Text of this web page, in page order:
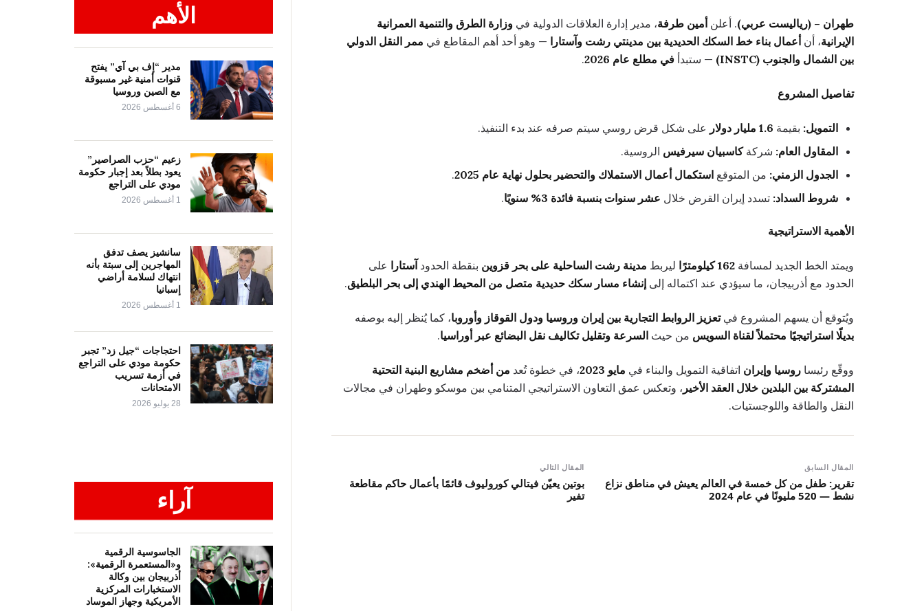
طهران – (رياليست عربي). أعلنأمين طرفة، مدير إدارة العلاقات الدولية في وزارة الطرق والتنمية العمرانية
الإيرانية، أنأعمال بناء خط السكك الحديدية بين مدينتي رشت وآستارا — وهو أحد أهم المقاطع في ممر النقل الدولي
بين الشمال والجنوب (INSTC)
— ستبدأ في مطلع عام 2026 .
تفاصيل المشروع
التمويل: بقيمة 1.6 مليار دولار
على شكل قرض روسي سيتم صرفه عند بدء التنفيذ.
المقاول العام: شركةكاسبيان سيرفيس الروسية.
الجدول الزمني: من المتوقعاستكمال أعمال الاستملاك والتحضير بحلول نهاية عام 2025
.
شروط السداد: تسدد إيران القرض خلال عشر سنوات بنسبة فائدة 3% سنويًا .
الأهمية الاستراتيجية
ويمتد الخط الجديد لمسافة 162 كيلومترًا ليربط مدينة رشت الساحلية على بحر قزوين بنقطة الحدود آستارا على
الحدود مع أذربيجان، ما سيؤدي عند اكتماله إلى إنشاء مسار سكك حديدية متصل من المحيط الهندي إلى بحر البلطيق.
ويُتوقع أن يسهم المشروع فيتعزيز الروابط التجارية بين إيران وروسيا ودول القوقاز وأوروبا، كما يُنظر إليه بوصفه
بديلًا استراتيجيًا محتملاً لقناة السويس من حيث السرعة وتقليل تكاليف نقل البضائع عبر أوراسيا.
ووقّع رئيسا روسيا وإيران اتفاقية التمويل والبناء في مايو 2023 ، في خطوة تُعد من أضخم مشاريع البنية التحتية
المشتركة بين البلدين خلال العقد الأخير ، وتعكس عمق التعاون الاستراتيجي المتنامي بين موسكو وطهران في مجالات
النقل والطاقة واللوجستيات.
المقال السابق
تقرير: طفل من كل خمسة في العالم يعيش في مناطق نزاع
نشط — 520 مليونًا في عام 2024
المقال التالي
بوتين يعيّن فيتالي كوروليوف قائمًا بأعمال حاكم مقاطعة
تفير
الأهم
مدير “إف بي آي” يفتح
قنوات أمنية غير مسبوقة
مع الصين وروسيا
6 أغسطس 2026
زعيم “حزب الصراصير”
يعود بطلاً بعد إجبار حكومة
مودي على التراجع
1 أغسطس 2026
سانشيز يصف تدفق
المهاجرين إلى سبتة بأنه
انتهاك لسلامة أراضي
إسبانيا
1 أغسطس 2026
احتجاجات “جيل زد” تجبر
حكومة مودي على التراجع
في أزمة تسريب
الامتحانات
28 يوليو 2026
آراء
الجاسوسية الرقمية
و«المستعمرة الرقمية»:
أذربيجان بين وكالة
الاستخبارات المركزية
الأمريكية وجهاز الموساد